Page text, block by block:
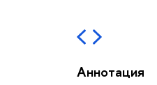
Аннотация